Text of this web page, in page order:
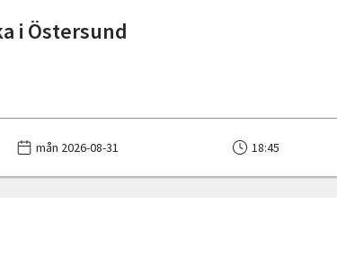
i Östersund
mån 2026-08-31 18:45